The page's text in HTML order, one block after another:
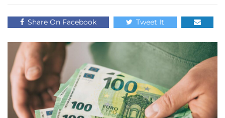
Share On Facebook Tweet It